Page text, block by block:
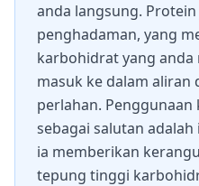
anda langsung.
penghadaman, yang
karbohidrat yang anda
masuk ke dalam aliran
perlahan.
sebagai salutan
ia memberikan
tepung tinggi